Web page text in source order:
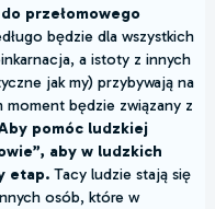
przełomowego
będzie dla wszystkich
a istoty z innych
jak my) przybywają na
będzie związany z
pomóc ludzkiej
aby w ludzkich
etap. Tacy ludzie stają się
osób, które w